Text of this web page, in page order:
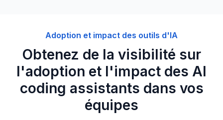
Adoption et impact des outils d'IA
Obtenez de la visibilité sur
l'adoption et l'impact des AI
coding assistants dans vos
équipes